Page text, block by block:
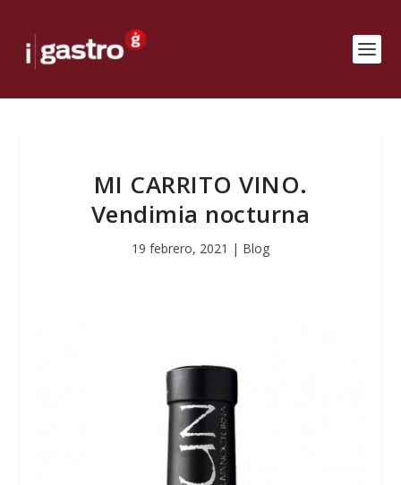
MI CARRITO VINO.
Vendimia nocturna
19 febrero, 2021 | Blog